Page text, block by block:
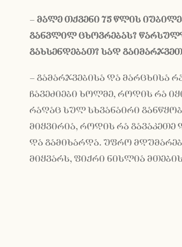
– მალე თქვენი75წლის იუბილე
განვლილცხოვრებას?
გახსენდებათ? სადგაიმარჯვეთ
– გამარჯვებისა და მარცხისა
ჩავეძიები ხოლმე, როდის რა
რაღაც სულ სხვანაირი
მიყვირია, როდის რა გავაკეთე
და გამიხარდა. უფრო
მიყვარს, ფიქრი ნისლია